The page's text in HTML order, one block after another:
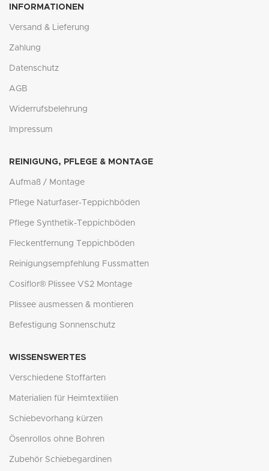
INFORMATIONEN
Versand & Lieferung
Zahlung
Datenschutz
AGB
Widerrufsbelehrung
Impressum
REINIGUNG, PFLEGE & MONTAGE
Aufmaß / Montage
Pflege Naturfaser-Teppichböden
Pflege Synthetik-Teppichböden
Fleckentfernung Teppichböden
Reinigungsempfehlung Fussmatten
Cosiflor® Plissee VS2 Montage
Plissee ausmessen & montieren
Befestigung Sonnenschutz
WISSENSWERTES
Verschiedene Stoffarten
Materialien für Heimtextilien
Schiebevorhang kürzen
Ösenrollos ohne Bohren
Zubehör Schiebegardinen